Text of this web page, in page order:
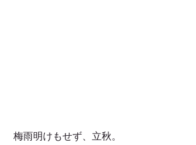
梅雨明けもせず、立秋。